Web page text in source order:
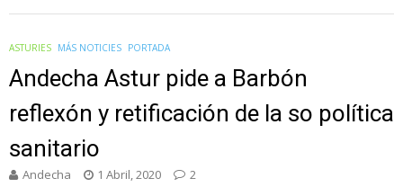
ASTURIES MÁS NOTICIES PORTADA
Andecha Astur pide a Barbón
reflexón y retificación de la so política
sanitario
Andecha 1 Abril, 2020 2